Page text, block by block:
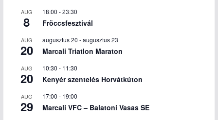
AUG
8
18:00 -23:30
Fröccsfesztivál
AUG
20
augusztus 20 -augusztus 23
Marcali Triatlon Maraton
AUG
20
10:30 - 11:30
Kenyér szentelés Horvátkúton
AUG
29
17:00 - 19:00
Marcali VFC – Balatoni Vasas SE